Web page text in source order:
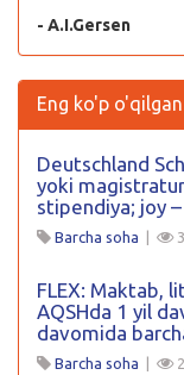
- A.I.Gersen
Eng ko'p o'qilgan
Deutschland
yoki
stipendiya; joy
Barcha soha |
FLEX: Maktab,
AQSHda 1 yil
davomida
Barcha soha |